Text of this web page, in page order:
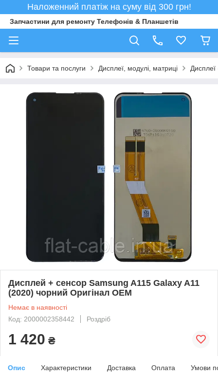
Наложенний платіж на суму від 300 грн!
Запчастини для ремонту Телефонів & Планшетів
Товари та послуги Дисплеї, модулі, матриці
Дисплей + сенсор Samsung A115 Galaxy A11
(2020) чорний Оригінал OEM
Немає в наявності
Код: 2000002358442
Роздріб
1 420 ₴
Опис Характеристики Доставка Оплата Умови